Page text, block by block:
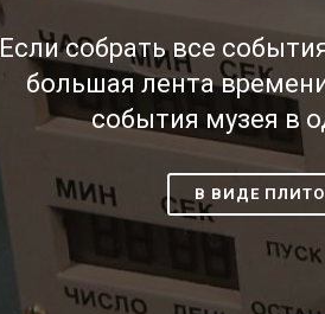
Если собрать все
большая лента
события музея в
В ВИДЕ